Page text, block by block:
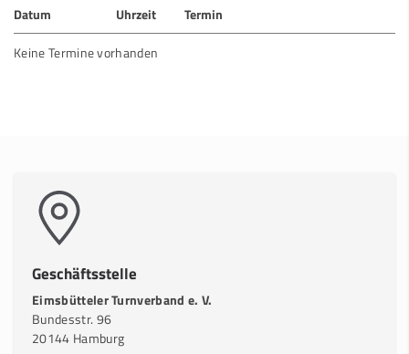
Datum Uhrzeit
Termin
Keine Termine vorhanden
Geschäftsstelle
Eimsbütteler Turnverband e. V.
Bundesstr. 96
20144 Hamburg